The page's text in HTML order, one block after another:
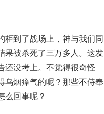
柜到了战场上，神与我们同
果被杀死了三万多人。这发
还没考上。不觉得很奇怪
乌烟瘴气的呢？那些不侍奉
么回事呢？